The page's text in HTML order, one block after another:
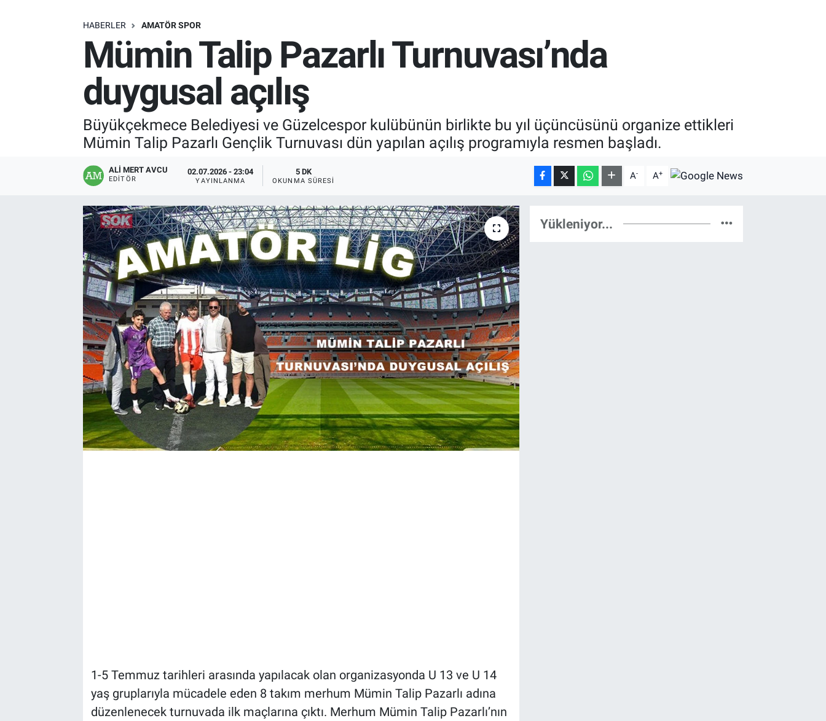
HABERLER AMATÖR SPOR
Mümin Talip Pazarlı Turnuvası’nda
duygusal açılış
Büyükçekmece Belediyesi ve Güzelcespor kulübünün birlikte bu yıl üçüncüsünü organize ettikleri
Mümin Talip Pazarlı Gençlik Turnuvası dün yapılan açılış programıyla resmen başladı.
ALI MERT AVCU
EDITÖR
02.07.2026 - 23:04
YAYINLANMA
5 DK
OKUNMA SÜRESI A- A+
1-5 Temmuz tarihleri arasında yapılacak olan organizasyonda U 13 ve U 14
yaş gruplarıyla mücadele eden 8 takım merhum Mümin Talip Pazarlı adına
düzenlenecek turnuvada ilk maçlarına çıktı. Merhum Mümin Talip Pazarlı’nın
Yükleniyor...
ÖZEL HABER
ASTROLOJİ
RESMİ İLANLAR
Bize ulaşın
İletişim/Künye
Gözden Kaçmasın
İletişim (Künye)